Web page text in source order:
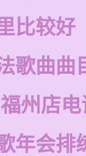
比较好
歌曲曲
州店
年会排